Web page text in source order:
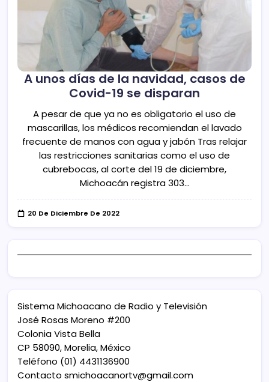
A unos días de la navidad, casos de
Covid-19 se disparan
A pesar de que ya no es obligatorio el uso de
mascarillas, los médicos recomiendan el lavado
frecuente de manos con agua y jabón Tras relajar
las restricciones sanitarias como el uso de
cubrebocas, al corte del 19 de diciembre,
Michoacán registra 303…
20 De Diciembre De 2022
Sistema Michoacano de Radio y Televisión
José Rosas Moreno #200
Colonia Vista Bella
CP 58090, Morelia, México
Teléfono (01) 4431136900
Contacto smichoacanortv@gmail.com